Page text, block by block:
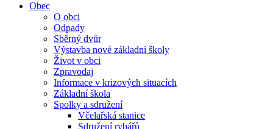
Obec
O obci
Odpady
Sběrný dvůr
Výstavba nové základní školy
Život v obci
Zpravodaj
Informace v krizových situacích
Základní škola
Spolky a sdružení
Včelařská stanice
Sdružení rybářů